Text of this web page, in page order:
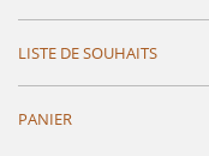
LISTE DE SOUHAITS
PANIER